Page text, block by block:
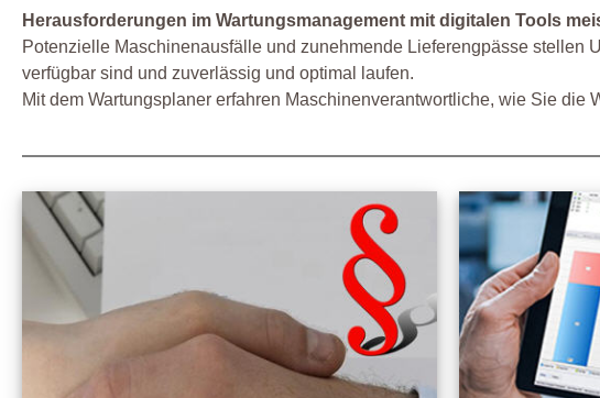
Herausforderungen im Wartungsmanagement mit digitalen Tools
Potenzielle Maschinenausfälle und zunehmende Lieferengpässe stellen
verfügbar sind und zuverlässig und optimal laufen.
Mit dem Wartungsplaner erfahren Maschinenverantwortliche, wie Sie